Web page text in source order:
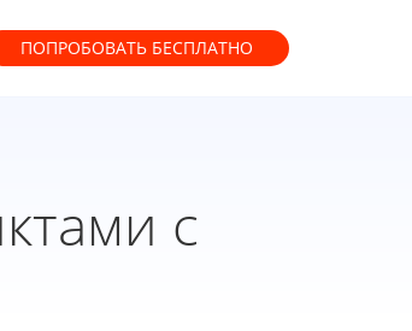
ПОПРОБОВАТЬ БЕСПЛАТНО
с